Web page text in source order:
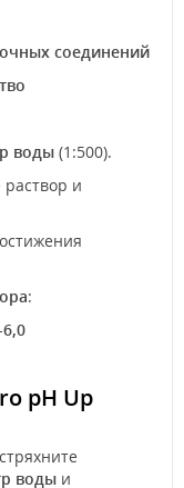
соединений
воды (1:500).
и
:
pH Up
воды и